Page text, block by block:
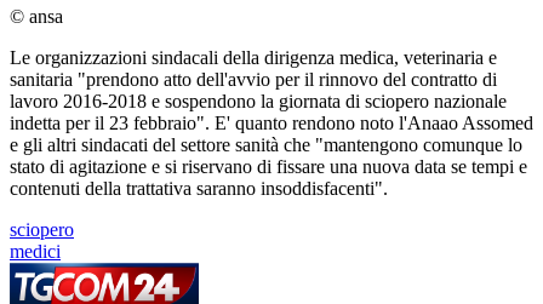
© ansa
Le organizzazioni sindacali della dirigenza medica, veterinaria e
sanitaria "prendono atto dell'avvio per il rinnovo del contratto di
lavoro 2016-2018 e sospendono la giornata di sciopero nazionale
indetta per il 23 febbraio". E' quanto rendono noto l'Anaao Assomed
e gli altri sindacati del settore sanità che "mantengono comunque lo
stato di agitazione e si riservano di fissare una nuova data se tempi e
contenuti della trattativa saranno insoddisfacenti".
sciopero
medici